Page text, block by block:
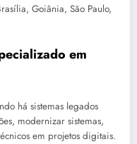
Goiânia, São Paulo,
em
há sistemas legados
modernizar sistemas,
em projetos digitais.